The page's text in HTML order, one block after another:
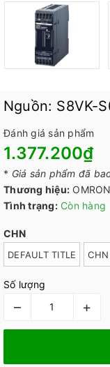
Nguồn: S8VK-
Đánh giá sản phẩm
1.377.200₫
* Giá sản phẩm đã
Thương hiệu: OMRON
Tình trạng: Còn hàng
CHN
DEFAULT TITLE CHN
Số lượng
– +